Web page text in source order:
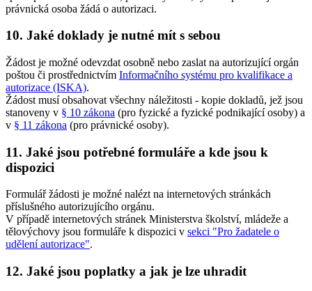
právnická osoba žádá o autorizaci.
10. Jaké doklady je nutné mít s sebou
Žádost je možné odevzdat osobně nebo zaslat na autorizující orgán
poštou či prostřednictvím Informačního systému pro kvalifikace a
autorizace (ISKA).
Žádost musí obsahovat všechny náležitosti - kopie dokladů, jež jsou
stanoveny v § 10 zákona (pro fyzické a fyzické podnikající osoby) a
v § 11 zákona (pro právnické osoby).
11. Jaké jsou potřebné formuláře a kde jsou k
dispozici
Formulář žádosti je možné nalézt na internetových stránkách
příslušného autorizujícího orgánu.
V případě internetových stránek Ministerstva školství, mládeže a
tělovýchovy jsou formuláře k dispozici v sekci "Pro žadatele o
udělení autorizace".
12. Jaké jsou poplatky a jak je lze uhradit